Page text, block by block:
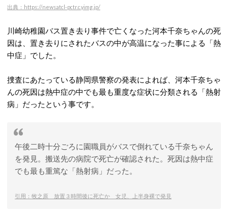
出典：https://newsatcl-pctr.c.yimg.jp/
川崎幼稚園バス置き去り事件で亡くなった河本千奈ちゃんの死
因は、置き去りにされたバスの中が高温になった事による「熱
中症」でした。
捜査にあたっている静岡県警察の発表によれば、河本千奈ちゃ
んの死因は熱中症の中でも最も重度な症状に分類される「熱射
病」だったという事です。
午後二時十分ごろに園職員がバスで倒れている千奈ちゃん
を発見。搬送先の病院で死亡が確認された。死因は熱中症
でも最も重篤な「熱射病」だった。
引用：牧之原 放置３時間後に死亡か 女児、上半身裸で発見